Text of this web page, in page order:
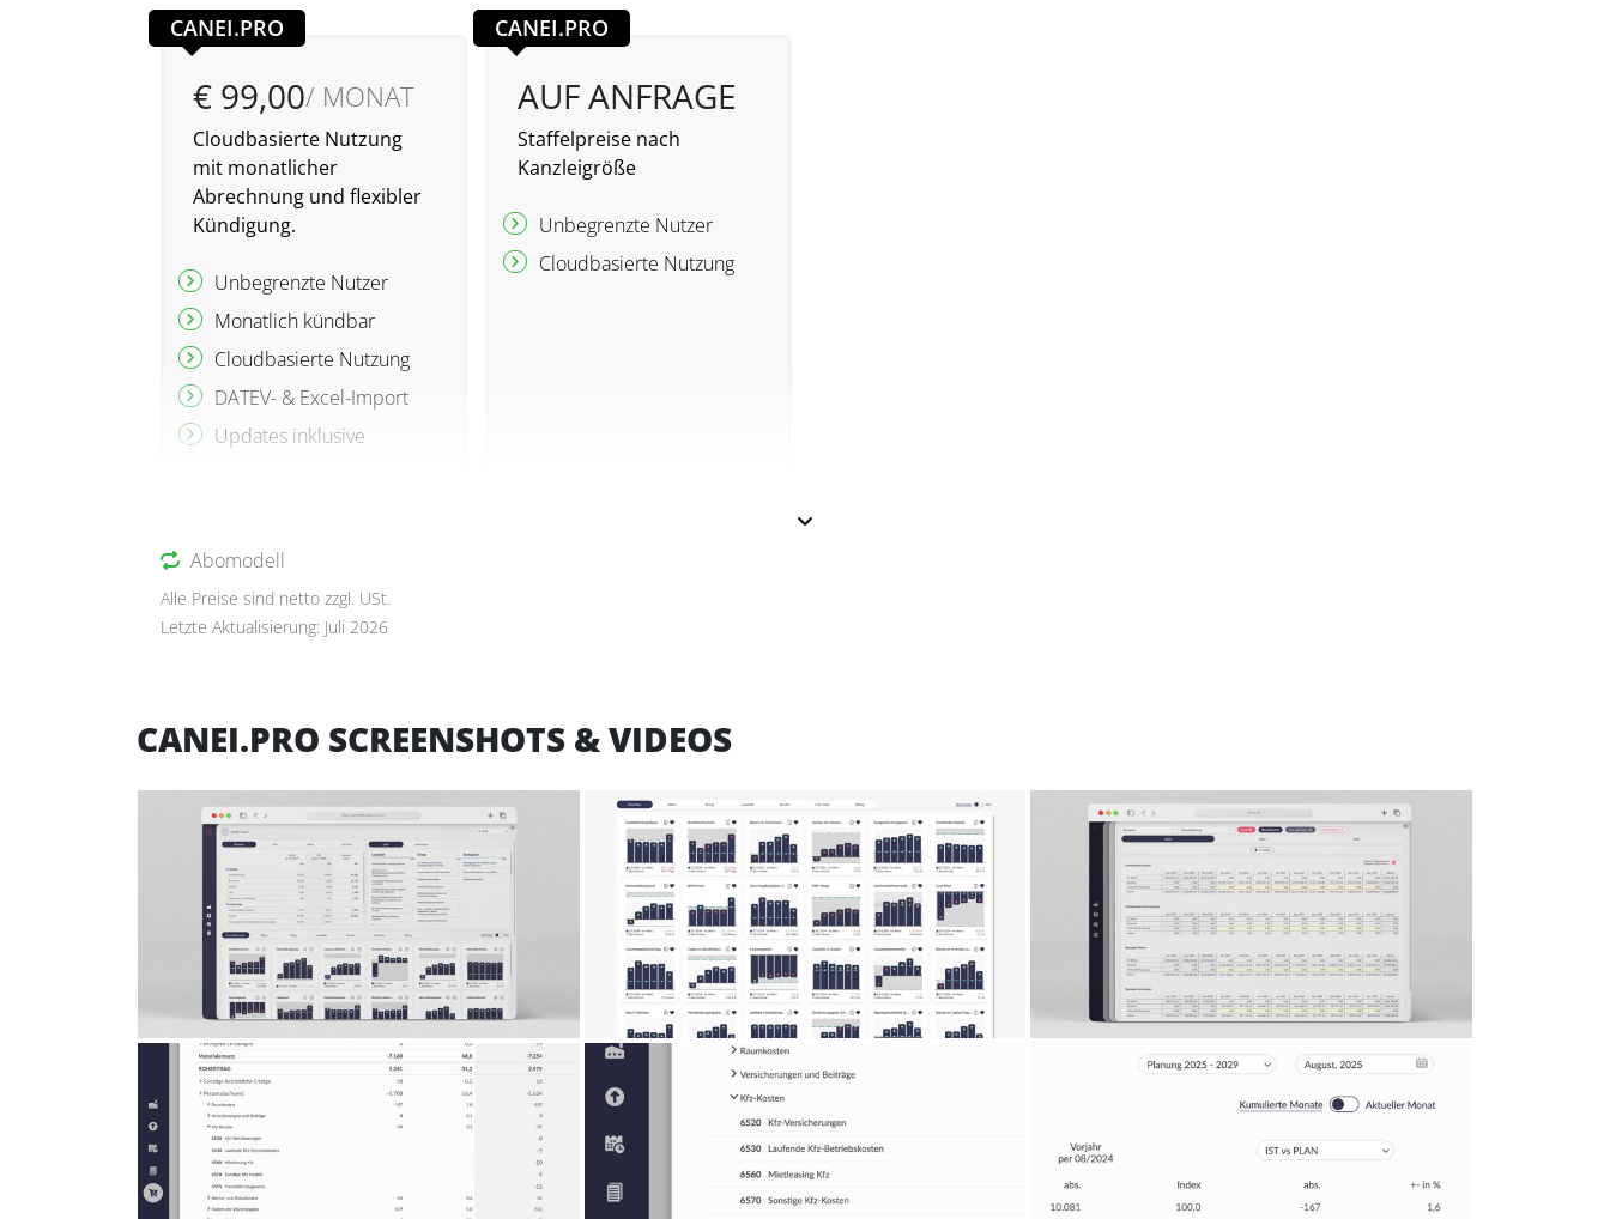
CANEI.PRO
€ 99,00/ MONAT
Cloudbasierte Nutzung
mit monatlicher
Abrechnung und flexibler
Kündigung.
Unbegrenzte Nutzer
Monatlich kündbar
Cloudbasierte Nutzung
DATEV- & Excel-Import
Updates inklusive
CANEI.PRO
AUF ANFRAGE
Staffelpreise nach
Kanzleigröße
Unbegrenzte Nutzer
Cloudbasierte Nutzung
Abomodell
Alle Preise sind netto zzgl. USt.
Letzte Aktualisierung: Juli 2026
CANEI.PRO SCREENSHOTS & VIDEOS